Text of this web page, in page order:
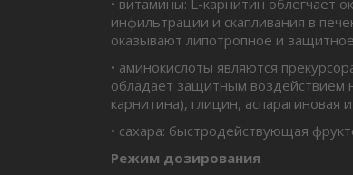
• витамины: L-карнитин облегчает
инфильтрации и скапливания в
оказывают липотропное и
• аминокислоты являются
обладает защитным воздействием
карнитина), глицин,
• сахара: быстродействующая
Режим дозирования